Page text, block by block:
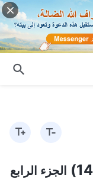
الجزء الرابع